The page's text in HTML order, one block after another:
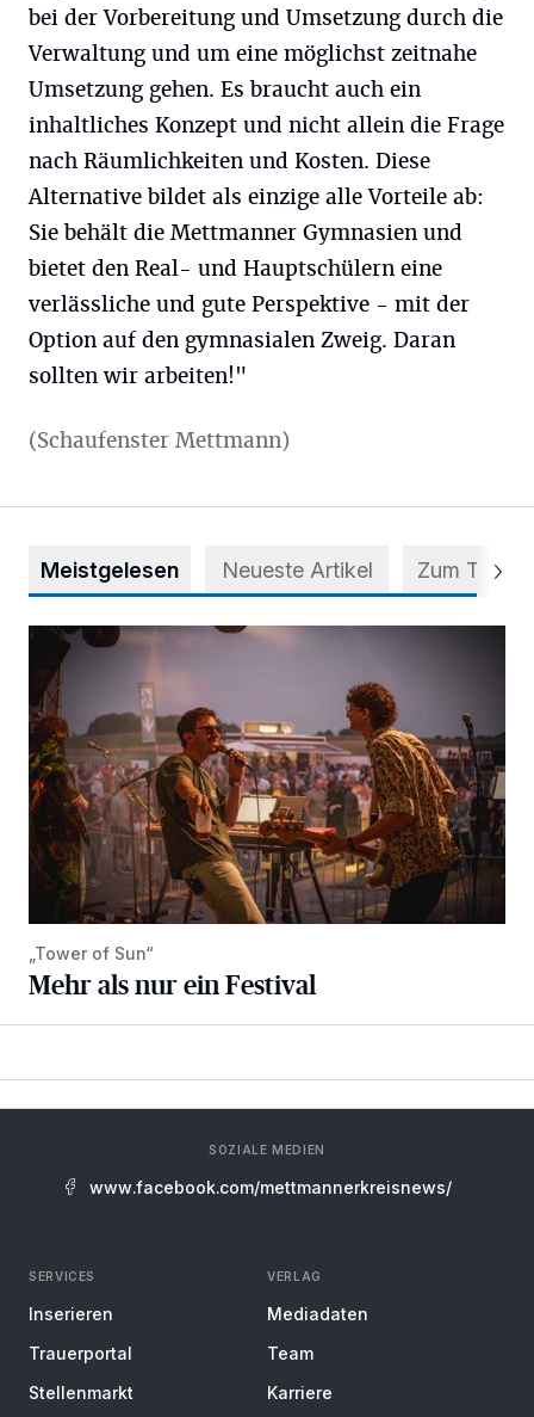
bei der Vorbereitung und Umsetzung durch die
Verwaltung und um eine möglichst zeitnahe
Umsetzung gehen. Es braucht auch ein
inhaltliches Konzept und nicht allein die Frage
nach Räumlichkeiten und Kosten. Diese
Alternative bildet als einzige alle Vorteile ab:
Sie behält die Mettmanner Gymnasien und
bietet den Real- und Hauptschülern eine
verlässliche und gute Perspektive - mit der
Option auf den gymnasialen Zweig. Daran
sollten wir arbeiten!"
(Schaufenster Mettmann)
Meistgelesen Neueste Artikel Zum Thema
Mehr als nur ein Festival
„Tower of Sun“
Mehr als nur ein Festival
SOZIALE MEDIEN
www.facebook.com/mettmannerkreisnews/
SERVICES
Inserieren
Trauerportal
Stellenmarkt
VERLAG
Mediadaten
Team
Karriere